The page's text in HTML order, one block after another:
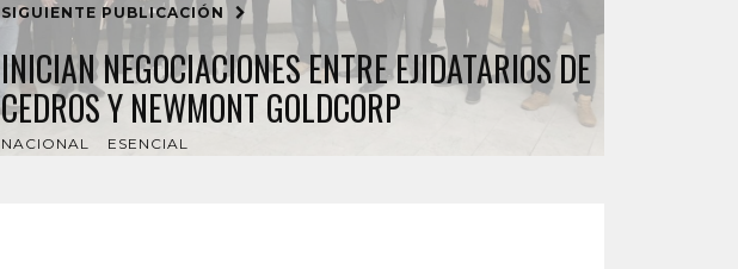
SIGUIENTE PUBLICACIÓN
INICIAN NEGOCIACIONES ENTRE EJIDATARIOS DE
CEDROS Y NEWMONT GOLDCORP
NACIONAL ESENCIAL